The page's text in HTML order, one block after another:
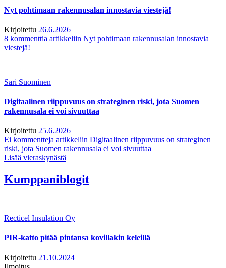
Nyt pohtimaan rakennusalan innostavia viestejä!
Kirjoitettu 26.6.2026
8 kommenttia artikkeliin Nyt pohtimaan rakennusalan innostavia
viestejä!
Sari Suominen
Digitaalinen riippuvuus on strateginen riski, jota Suomen
rakennusala ei voi sivuuttaa
Kirjoitettu 25.6.2026
Ei kommentteja artikkeliin Digitaalinen riippuvuus on strateginen
riski, jota Suomen rakennusala ei voi sivuuttaa
Lisää vieraskynästä
Kumppaniblogit
Recticel Insulation Oy
PIR-katto pitää pintansa kovillakin keleillä
Kirjoitettu 21.10.2024